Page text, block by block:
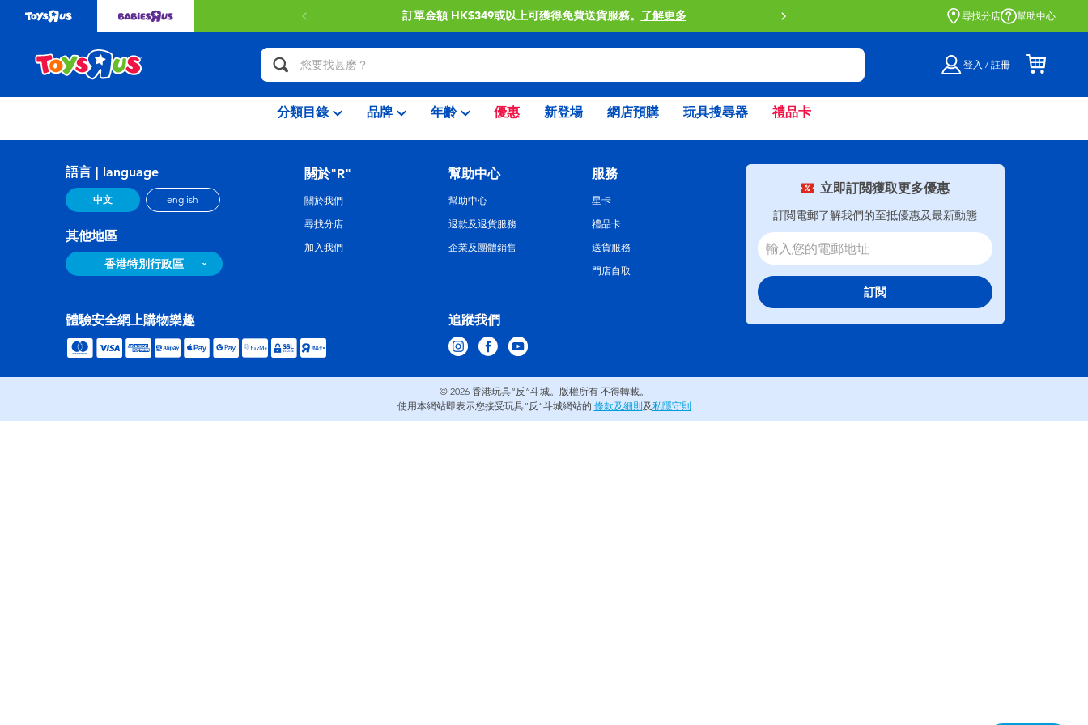
訂單金額 HK$349或以上可獲得免費送貨服務。 了解更多 門店自取服務 網上購買並在店內
尋找分店 幫助中心
登入 / 註冊
分類目錄 品牌 年齡 優惠 新登場 網店預購 玩具搜尋器 禮品卡
立即訂閲獲取更多優惠
訂閲電郵了解我們的至抵優惠及最新動態
訂閲
語言 | language
中文 english
其他地區
香港特別行政區
追蹤我們
關於"R"
關於我們
尋找分店
加入我們
幫助中心
幫助中心
退款及退貨服務
企業及團體銷售
服務
星卡
禮品卡
送貨服務
門店自取
體驗安全網上購物樂趣
© 2026 香港玩具“反”斗城。版權所有 不得轉載。
使用本網站即表示您接受玩具“反”斗城網站的 條款及細則 及私隱守則